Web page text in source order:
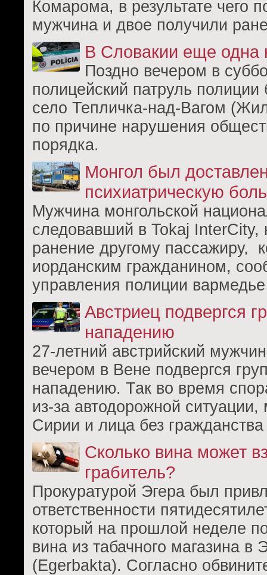
Комарома, в результате чего
мужчина и двое получили
В Словакии еще одна
Поздно вечером в
полицейский патруль
село Тепличка-над-Вагом
по причине нарушения
порядка.
Монгол был
психиатрическую
Мужчина монгольской
следовавший в Tokaj InterCity,
ранение другому пассажиру,
иорданским гражданином,
управления полиции вармедье
Австриец подвергся
нападению
27-летний австрийский
вечером в Вене подвергся
нападению. Так во время
из-за автодорожной ситуации,
Сирии и лица без
Сколько вина может
грабитель?
Прокуратурой Эгера был
ответственности
который на прошлой неделе
вина из табачного магазина в
(Egerbakta). Согласно